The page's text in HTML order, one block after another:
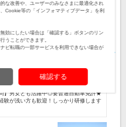
郡箕輪町中箕輪8295-5 ※マイカー通勤
＋ 各種手当 ＋ 賞与年2回 ※経験・年
、当社規定により決定し…
500万円
型バスのドライバー業務をお任せします
】男女とも活躍中◎要普通自動車免許★
験が浅い方も歓迎！しっかり研修します
な改善や、ユーザーのみなさまに最適化され
Cookie等の「インフォマティブデータ」を利
効にしたい場合は「確認する」ボタンのリン
うことができます。
ビ転職の一部サービスを利用できない場合が
確認する